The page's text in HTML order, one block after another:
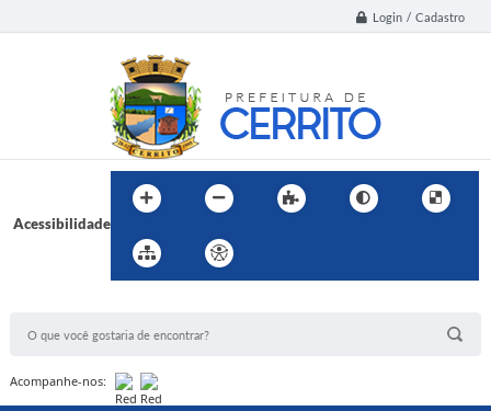
Login / Cadastro
Acessibilidade
Acompanhe-nos: